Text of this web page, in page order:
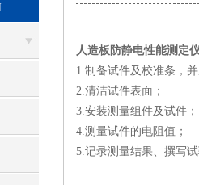
人造板防静电性能测定
1.制备试件及校准条，
2.清洁试件表面；
3.安装测量组件及试件；
4.测量试件的电阻值；
5.记录测量结果、撰写